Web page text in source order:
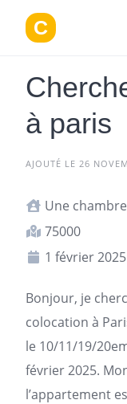
contenu
à paris
AJOUTÉ LE 26
Une chambre
75000
1 février 2025
Bonjour, je
colocation à
le 10/11/19/
février 2025.
l’appartement